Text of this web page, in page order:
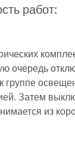
работ:
очередь
группе
Затем
из